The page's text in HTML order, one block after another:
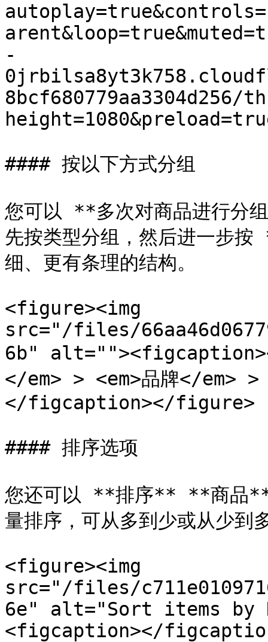
-
#### 按以下方式分组
您可以 **多次对商品进行分
先按类型分组，然后进一步
细、更有条理的结构。
<figure><img
src="/files/
6b"
</em> > <em>品牌</em> >
</figcaption></figure>
#### 排序选项
您还可以 **排序** **商品**
量排序，可从多到少或从少到
<figure><img
src="/files/
6e" alt="Sort items by
<figcaption></